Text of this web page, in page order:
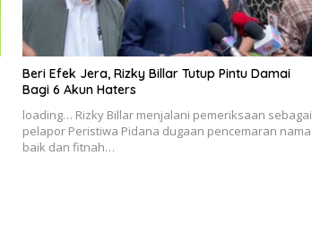
Beri Efek Jera, Rizky Billar Tutup Pintu Damai
Bagi 6 Akun Haters
loading… Rizky Billar menjalani pemeriksaan sebagai
pelapor Peristiwa Pidana dugaan pencemaran nama
baik dan fitnah…